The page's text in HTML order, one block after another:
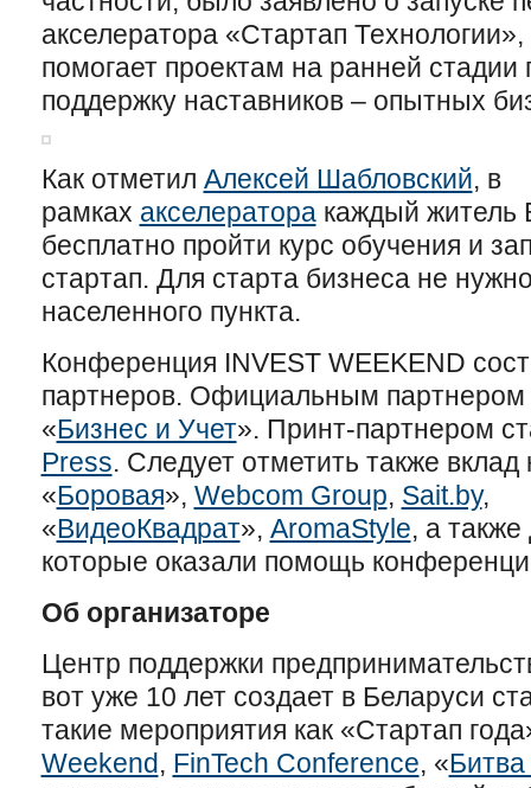
акселератора «Стартап
помогает проектам на ранней стадии
поддержку наставников – опытных
Как отметил Алексей Шабловский, в
рамках акселераторакаждый житель
бесплатно пройти курс обучения и
стартап. Для старта бизнеса не
населенного пункта.
Конференция INVEST WEEKEND
партнеров. Официальным партнером
«Бизнес и Учет». Принт-партнером
Press. Следует отметить также вклад
«Боровая», Webcom Group, Sait.by,
«ВидеоКвадрат», AromaStyle, а также
которые оказали помощь
Об организаторе
Центр поддержки
вот уже 10 лет создает в Беларуси
такие мероприятия как «Стартап
Weekend, FinTech Conference, «Битва